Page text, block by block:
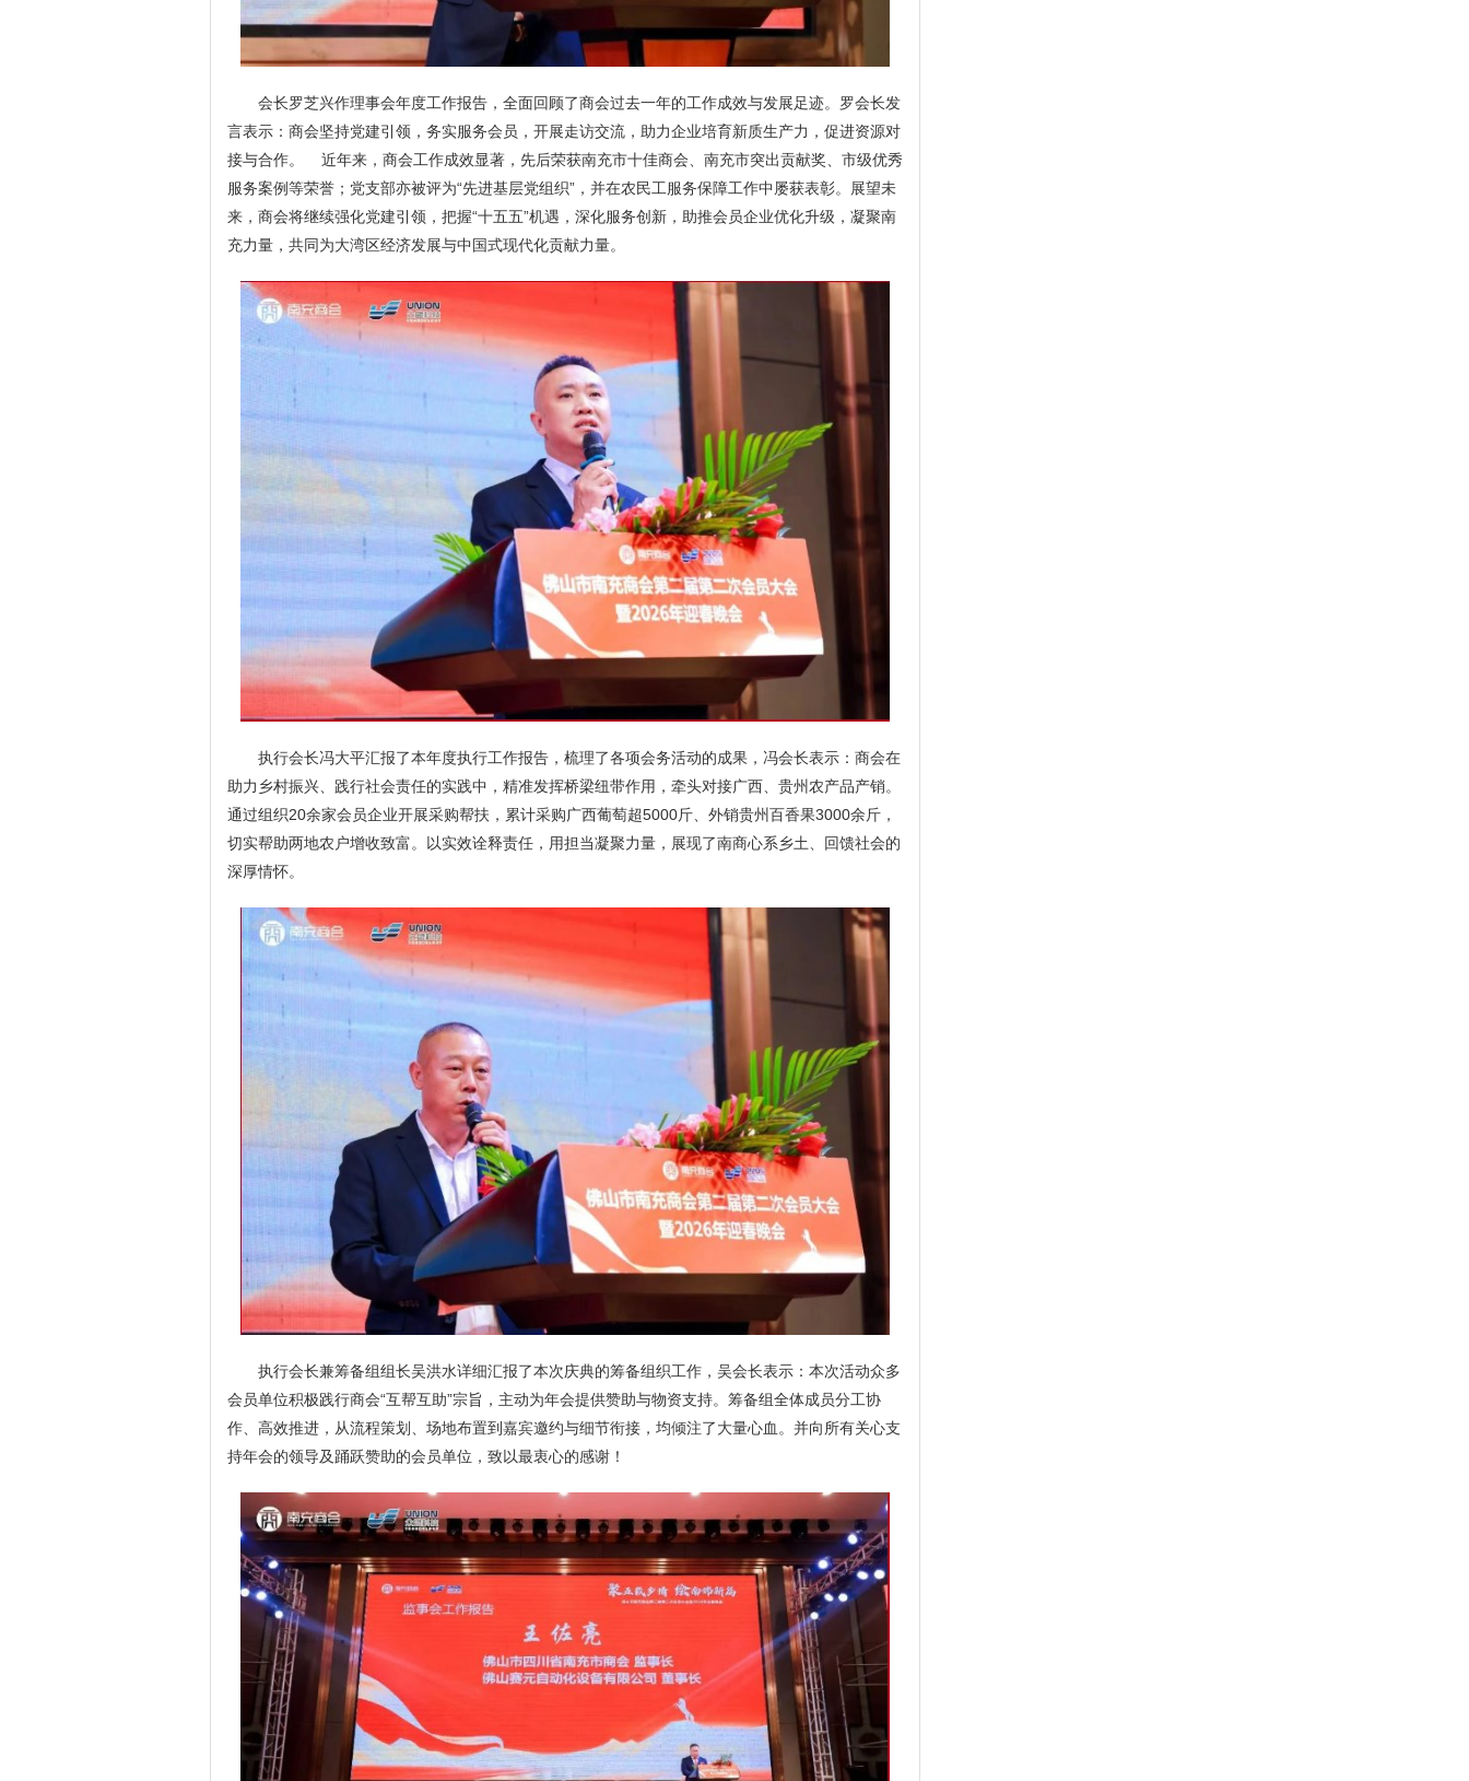
会长罗芝兴作理事会年度工作报告，全面回顾了商会过去一年的工作成效与发展足迹。罗会长发
言表示：商会坚持党建引领，务实服务会员，开展走访交流，助力企业培育新质生产力，促进资源对
接与合作。 近年来，商会工作成效显著，先后荣获南充市十佳商会、南充市突出贡献奖、市级优秀
服务案例等荣誉；党支部亦被评为“先进基层党组织”，并在农民工服务保障工作中屡获表彰。展望未
来，商会将继续强化党建引领，把握“十五五”机遇，深化服务创新，助推会员企业优化升级，凝聚南
充力量，共同为大湾区经济发展与中国式现代化贡献力量。
执行会长冯大平汇报了本年度执行工作报告，梳理了各项会务活动的成果，冯会长表示：商会在
助力乡村振兴、践行社会责任的实践中，精准发挥桥梁纽带作用，牵头对接广西、贵州农产品产销。
通过组织20余家会员企业开展采购帮扶，累计采购广西葡萄超5000斤、外销贵州百香果3000余斤，
切实帮助两地农户增收致富。以实效诠释责任，用担当凝聚力量，展现了南商心系乡土、回馈社会的
深厚情怀。
执行会长兼筹备组组长吴洪水详细汇报了本次庆典的筹备组织工作，吴会长表示：本次活动众多
会员单位积极践行商会“互帮互助”宗旨，主动为年会提供赞助与物资支持。筹备组全体成员分工协
作、高效推进，从流程策划、场地布置到嘉宾邀约与细节衔接，均倾注了大量心血。并向所有关心支
持年会的领导及踊跃赞助的会员单位，致以最衷心的感谢！